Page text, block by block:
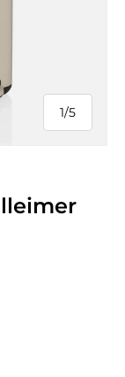
1/
von
5